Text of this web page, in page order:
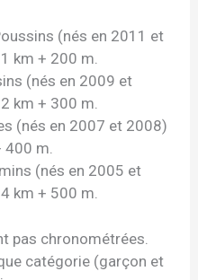
(nés en 2011 et
km + 200 m.
(nés en 2009 et
km + 300 m.
(nés en 2007 et 2008)
400 m.
(nés en 2005 et
km + 500 m.
pas chronométrées.
catégorie (garçon et